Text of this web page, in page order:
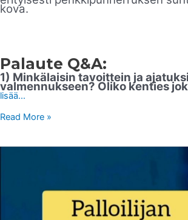
kova.
Palaute Q&A:
1) Minkälaisin tavoittein ja
valmennukseen? Oliko kenties
lisää...
Read More »
PALAUTETTA